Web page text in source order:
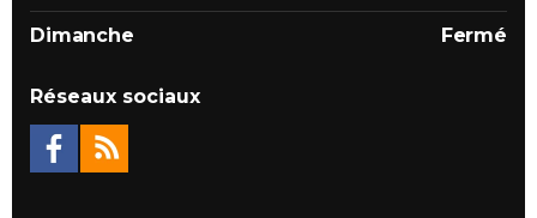
Dimanche Fermé
Réseaux sociaux